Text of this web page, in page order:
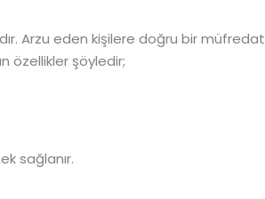
Arzu eden kişilere doğru bir müfredat
özellikler şöyledir;
sağlanır.